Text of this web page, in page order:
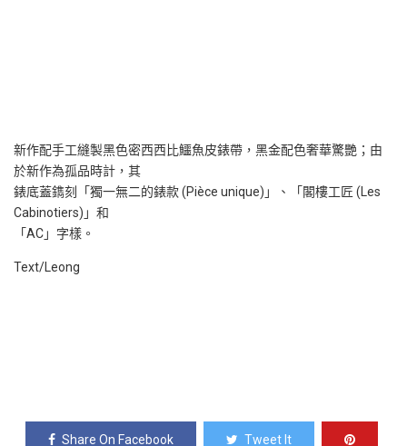
新作配手工縫製黑色密西西比鱷魚皮錶帶，黑金配色奢華驚艷；由
於新作為孤品時計，其
錶底蓋鐫刻「獨一無二的錶款 (Pièce unique)」、「閣樓工匠 (Les
Cabinotiers)」和
「AC」字樣。
Text/Leong
Share On Facebook Tweet It